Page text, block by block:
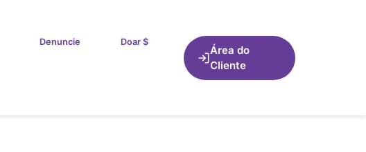
Denuncie Doar $
Área do
Cliente